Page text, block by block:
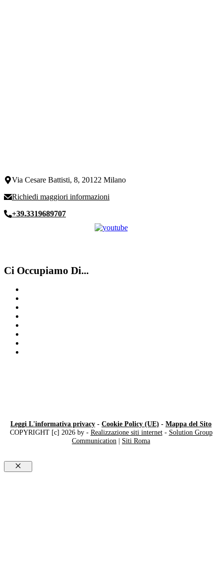
Via Cesare Battisti, 8, 20122 Milano
Richiedi maggiori informazioni
+39.3319689707
Ci Occupiamo Di...
Leggi L'informativa privacy - Cookie Policy (UE) - Mappa del Sito
COPYRIGHT [c] 2026 by - Realizzazione siti internet- Solution Group
Communication | Siti Roma
Chiudi